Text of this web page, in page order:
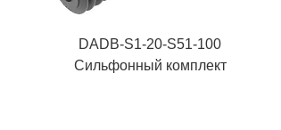
DADB-S1-20-S51-100
Сильфонный комплект